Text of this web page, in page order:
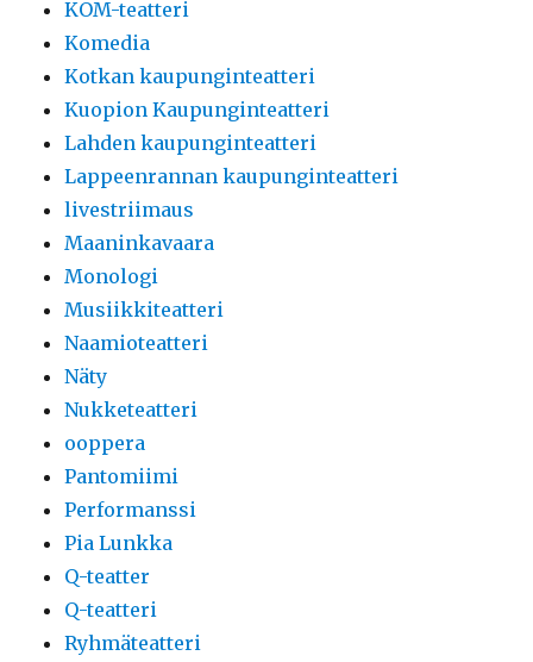
KOM-teatteri
Komedia
Kotkan kaupunginteatteri
Kuopion Kaupunginteatteri
Lahden kaupunginteatteri
Lappeenrannan kaupunginteatteri
livestriimaus
Maaninkavaara
Monologi
Musiikkiteatteri
Naamioteatteri
Näty
Nukketeatteri
ooppera
Pantomiimi
Performanssi
Pia Lunkka
Q-teatter
Q-teatteri
Ryhmäteatteri